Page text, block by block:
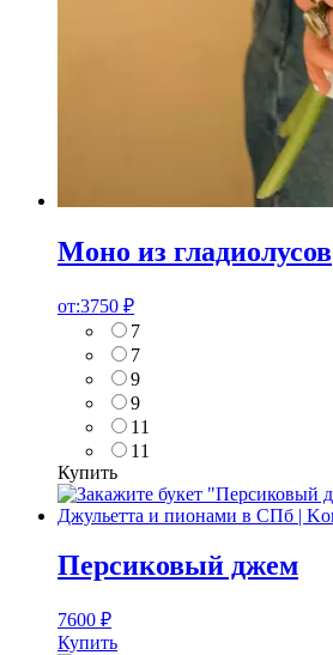
Моно из гладиолусов
от:3750 ₽
7
7
9
9
11
11
Купить
Персиковый джем
7600 ₽
Купить